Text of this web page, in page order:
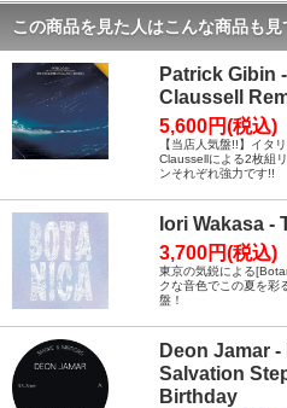
この商品を見た人はこんな商品も見
Patrick Gibin
Claussell
5,600円(税込)
【当店人気盤!!】イタ
Claussellによる2枚組
ンそれぞれ強力です!!
Iori Wakasa -
3,700円(税込)
東京の気鋭による
クな音色でこの夏を彩
盤！
Deon Jamar
Salvation
Birthday